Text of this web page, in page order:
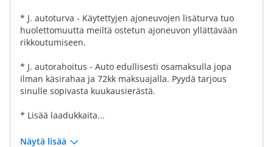
* J. autoturva - Käytettyjen ajoneuvojen lisäturva tuo
huolettomuutta meiltä ostetun ajoneuvon yllättävään
rikkoutumiseen.
* J. autorahoitus - Auto edullisesti osamaksulla jopa
ilman käsirahaa ja 72kk maksuajalla. Pyydä tarjous
sinulle sopivasta kuukausierästä.
* Lisää laadukkaita...
Näytä lisää